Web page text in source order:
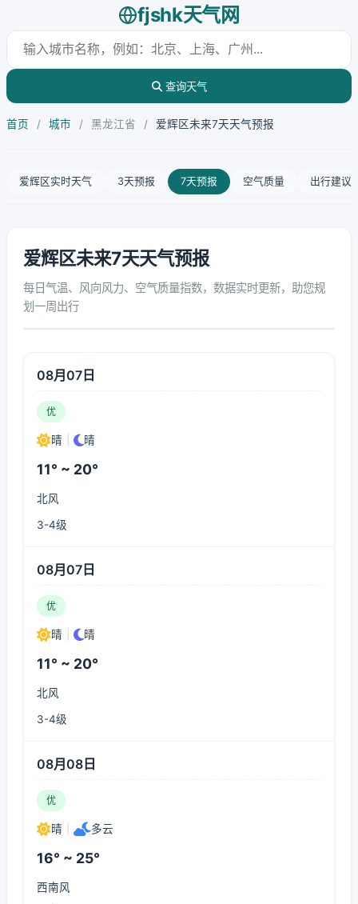
fjshk天气网
查询天气
首页 / 城市 / 黑龙江省 / 爱辉区未来7天天气预报
爱辉区实时天气 3天预报 7天预报 空气质量 出行建议
爱辉区未来7天天气预报
每日气温、风向风力、空气质量指数，数据实时更新，助您规
划一周出行
08月07日
优
晴 晴
11° ~ 20°
北风
3-4级
08月07日
优
晴 晴
11° ~ 20°
北风
3-4级
08月08日
优
晴 多云
16° ~ 25°
西南风